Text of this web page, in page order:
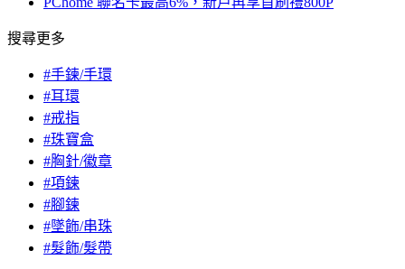
搜尋更多
#手鍊/手環
#耳環
#戒指
#珠寶盒
#胸針/徽章
#項鍊
#腳鍊
#墜飾/串珠
#髮飾/髮帶